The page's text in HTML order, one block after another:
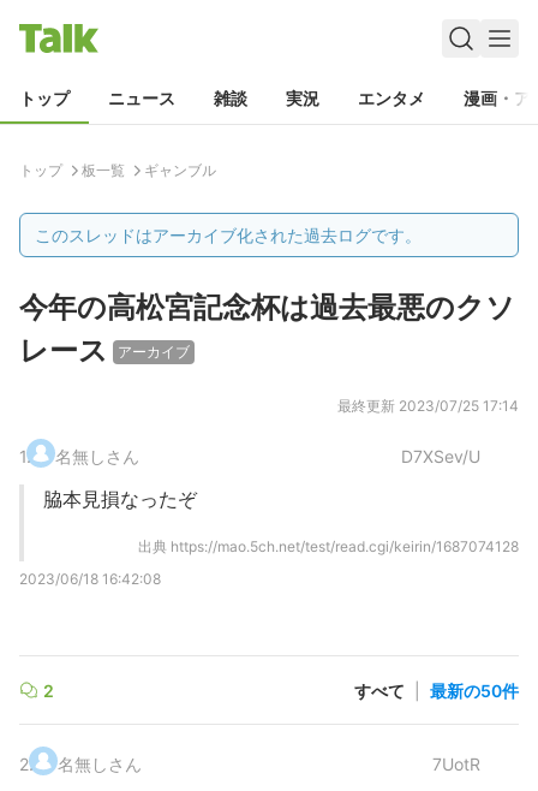
トップ ニュース 雑談 実況 エンタメ 漫画・ア
トップ 板一覧 ギャンブル
このスレッドはアーカイブ化された過去ログです。
今年の高松宮記念杯は過去最悪のクソ
レース
アーカイブ
最終更新 2023/07/25 17:14
1. 名無しさん D7XSev/U
脇本見損なったぞ
出典 https://mao.5ch.net/test/read.cgi/keirin/1687074128
2023/06/18 16:42:08
2 すべて 最新の50件
2. 名無しさん 7UotR